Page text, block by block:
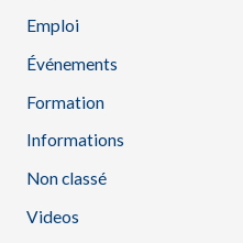
h
e
Emploi
Événements
Formation
Informations
Non classé
Videos